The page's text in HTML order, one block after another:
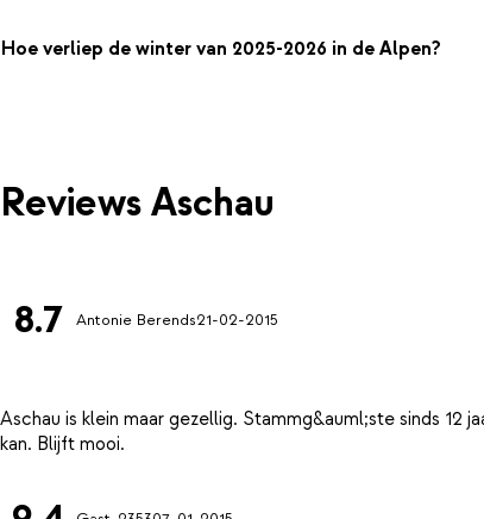
Hoe verliep de winter van 2025-2026 in de Alpen?
Reviews Aschau
8.7 Antonie Berends21-02-2015
Aschau is klein maar gezellig. Stammg&auml;ste sinds